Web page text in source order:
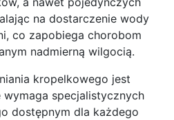
na dostarczenie wody
co zapobiega chorobom
nadmierną wilgocią.
kropelkowego jest
specjalistycznych
dostępnym dla każdego